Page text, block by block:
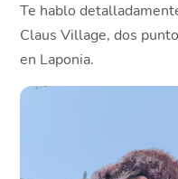
Te hablo
Claus Village, dos
en Laponia.